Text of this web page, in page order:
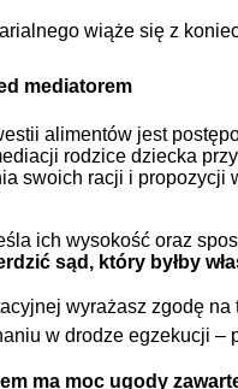
wiąże się z
mediatorem
alimentów jest
rodzice dziecka
swoich racji i
ich wysokość oraz
sąd, który byłby
wyrażasz zgodę
w drodze egzekucji
ma moc ugody